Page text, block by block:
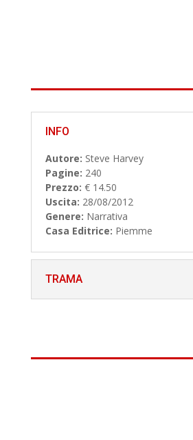
INFO
Autore: Steve Harvey
Pagine: 240
Prezzo: € 14.50
Uscita: 28/08/2012
Genere: Narrativa
Casa Editrice: Piemme
TRAMA